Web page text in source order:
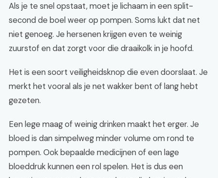
Als je te snel opstaat, moet je lichaam in een split-
second de boel weer op pompen. Soms lukt dat net
niet genoeg. Je hersenen krijgen even te weinig
zuurstof en dat zorgt voor die draaikolk in je hoofd.
Het is een soort veiligheidsknop die even doorslaat. Je
merkt het vooral als je net wakker bent of lang hebt
gezeten.
Een lege maag of weinig drinken maakt het erger. Je
bloed is dan simpelweg minder volume om rond te
pompen. Ook bepaalde medicijnen of een lage
bloeddruk kunnen een rol spelen. Het is dus een